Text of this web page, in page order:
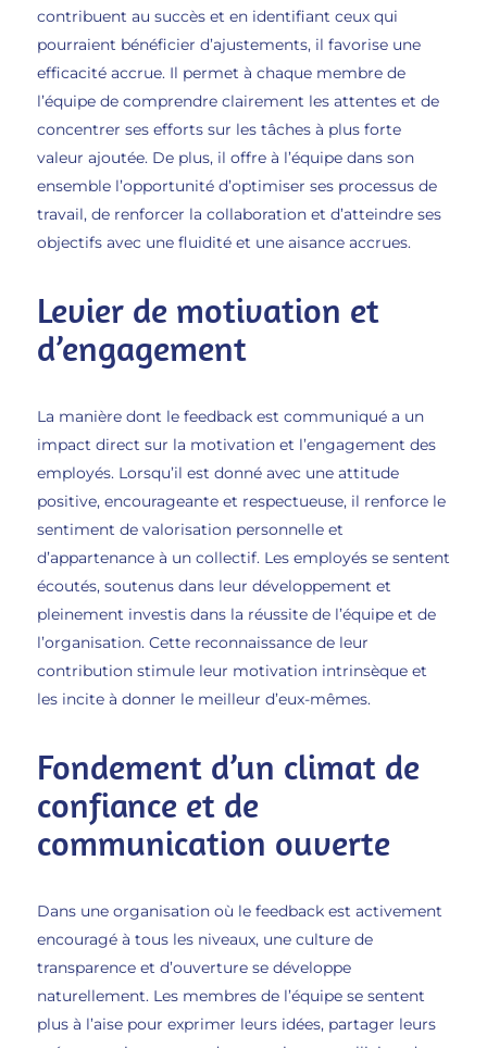
contribuent au succès et en identifiant ceux qui
pourraient bénéficier d’ajustements, il favorise une
efficacité accrue. Il permet à chaque membre de
l’équipe de comprendre clairement les attentes et de
concentrer ses efforts sur les tâches à plus forte
valeur ajoutée. De plus, il offre à l’équipe dans son
ensemble l’opportunité d’optimiser ses processus de
travail, de renforcer la collaboration et d’atteindre ses
objectifs avec une fluidité et une aisance accrues.
Levier de motivation et
d’engagement
La manière dont le feedback est communiqué a un
impact direct sur la motivation et l’engagement des
employés. Lorsqu’il est donné avec une attitude
positive, encourageante et respectueuse, il renforce le
sentiment de valorisation personnelle et
d’appartenance à un collectif. Les employés se sentent
écoutés, soutenus dans leur développement et
pleinement investis dans la réussite de l’équipe et de
l’organisation. Cette reconnaissance de leur
contribution stimule leur motivation intrinsèque et
les incite à donner le meilleur d’eux-mêmes.
Fondement d’un climat de
confiance et de
communication ouverte
Dans une organisation où le feedback est activement
encouragé à tous les niveaux, une culture de
transparence et d’ouverture se développe
naturellement. Les membres de l’équipe se sentent
plus à l’aise pour exprimer leurs idées, partager leurs